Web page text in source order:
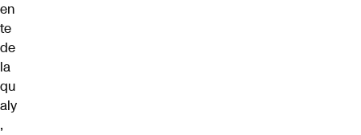
en
te
de
la
qu
aly
,